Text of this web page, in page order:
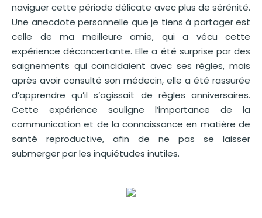
naviguer cette période délicate avec plus de sérénité.
Une anecdote personnelle que je tiens à partager est
celle de ma meilleure amie, qui a vécu cette
expérience déconcertante. Elle a été surprise par des
saignements qui coïncidaient avec ses règles, mais
après avoir consulté son médecin, elle a été rassurée
d’apprendre qu’il s’agissait de règles anniversaires.
Cette expérience souligne l’importance de la
communication et de la connaissance en matière de
santé reproductive, afin de ne pas se laisser
submerger par les inquiétudes inutiles.